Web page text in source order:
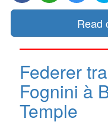
Read
Federer
Fognini à
Temple